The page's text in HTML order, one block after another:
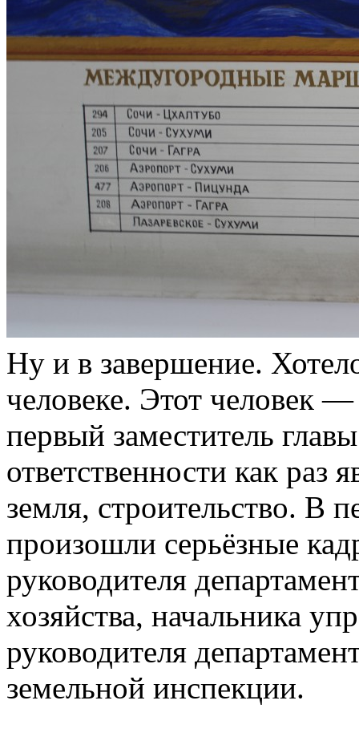
Ну и в завершение.
человеке. Этот человек
первый заместитель
ответственности как раз
земля, строительство. В
произошли серьёзные
руководителя
хозяйства, начальника
руководителя
земельной инспекции.